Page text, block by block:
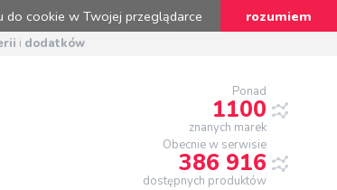
do cookie w Twojej przeglądarce rozumiem
i dodatków
Ponad
1100
znanych marek
Obecnie w serwisie
386 916
dostępnych produktów